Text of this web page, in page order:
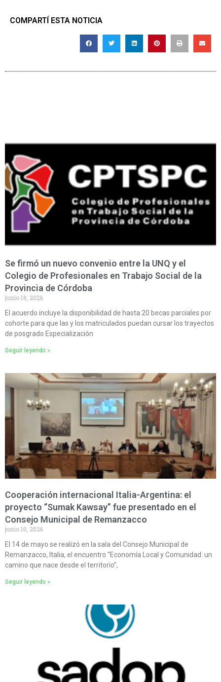
COMPARTÍ ESTA NOTICIA
Se firmó un nuevo convenio entre la UNQ y el
Colegio de Profesionales en Trabajo Social de la
Provincia de Córdoba
junio 18, 2026
El acuerdo incluye la disponibilidad de hasta 20 becas parciales por
cohorte para que las y los matriculados puedan cursar los trayectos
de posgrado Especialización
Seguir leyendo »
Cooperación internacional Italia-Argentina: el
proyecto “Sumak Kawsay” fue presentado en el
Consejo Municipal de Remanzacco
junio 10, 2026
El 14 de mayo se realizó en la sala del Consejo Municipal de
Remanzacco, Italia, el encuentro “Economía Local y Comunidad: un
camino que nace desde el territorio”,
Seguir leyendo »